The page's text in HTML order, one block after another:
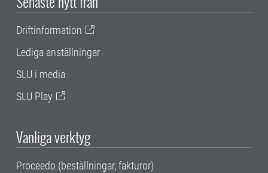
Driftinformation
Lediga anställningar
SLU i media
SLU Play
Vanliga verktyg
Proceedo (beställningar, fakturor)